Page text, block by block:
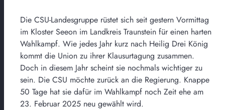
Die CSU-Landesgruppe rüstet sich seit gestern Vormittag
im Kloster Seeon im Landkreis Traunstein für einen harten
Wahlkampf. Wie jedes Jahr kurz nach Heilig Drei König
kommt die Union zu ihrer Klausurtagung zusammen.
Doch in diesem Jahr scheint sie nochmals wichtiger zu
sein. Die CSU möchte zurück an die Regierung. Knappe
50 Tage hat sie dafür im Wahlkampf noch Zeit ehe am
23. Februar 2025 neu gewählt wird.